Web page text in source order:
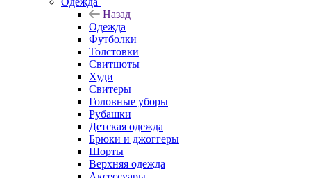
Назад
Одежда
Футболки
Толстовки
Свитшоты
Худи
Свитеры
Головные уборы
Рубашки
Детская одежда
Брюки и джоггеры
Шорты
Верхняя одежда